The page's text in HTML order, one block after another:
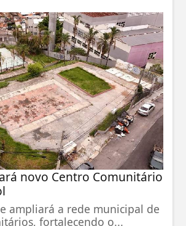
novo Centro Comunitário
ampliará a rede municipal de
fortalecendo o...